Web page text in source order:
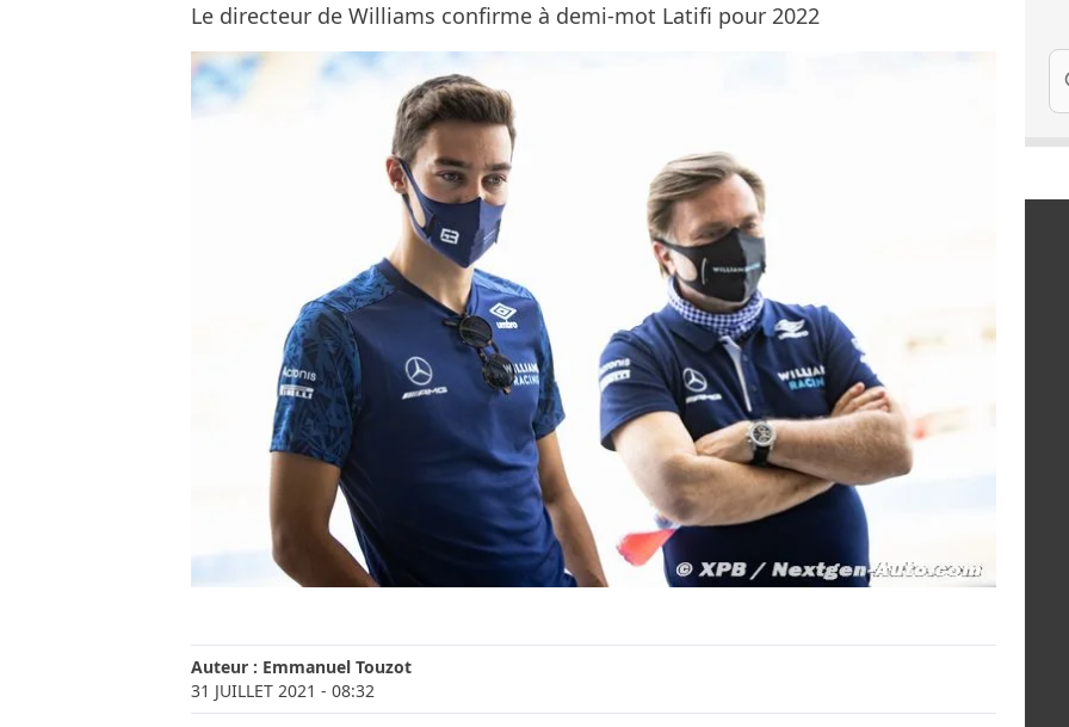
Le directeur de Williams confirme à demi-mot Latifi pour 2022
Auteur : Emmanuel Touzot
31 JUILLET 2021 - 08:32